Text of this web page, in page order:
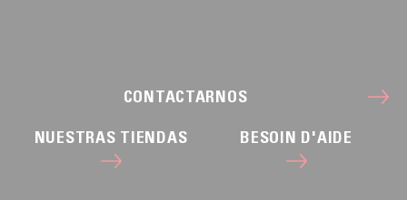
CONTACTARNOS
NUESTRAS TIENDAS BESOIN D'AIDE